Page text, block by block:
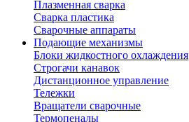
Плазменная сварка
Сварка пластика
Сварочные аппараты
Подающие механизмы
Блоки жидкостного охлаждения
Строгачи канавок
Дистанционное управление
Тележки
Вращатели сварочные
Термопеналы